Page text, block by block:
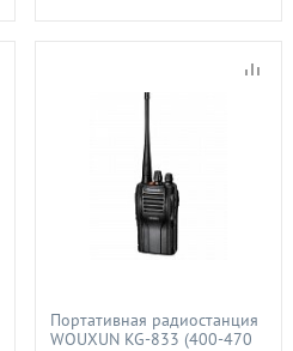
Портативная радиостанция
WOUXUN KG-833 (400-470